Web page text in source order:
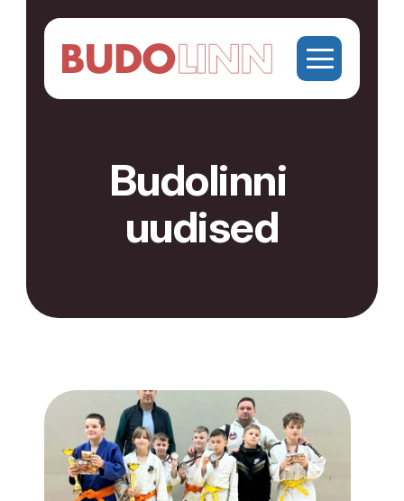
Budolinni
uudised